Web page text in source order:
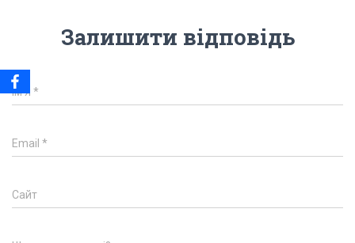
Залишити відповідь
Ім'я *
Email *
Сайт